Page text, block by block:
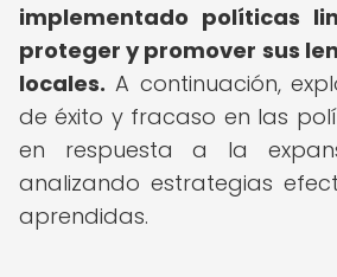
implementado políticas
proteger y promover sus
locales. A continuación,
de éxito y fracaso en las
en respuesta a la
analizando estrategias
aprendidas.